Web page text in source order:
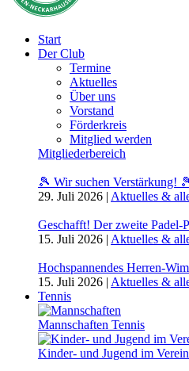
Start
Der Club
Termine
Aktuelles
Über uns
Vorstand
Förderkreis
Mitglied werden
Mitgliederbereich
🎾 Wir suchen Verstärkung!
29. Juli 2026 | Aktuelles &
Geschafft! Der zweite Padel-
15. Juli 2026 | Aktuelles &
Hochspannendes Herren-
15. Juli 2026 | Aktuelles &
Tennis
Mannschaften Tennis
Kinder- und Jugend im Verein